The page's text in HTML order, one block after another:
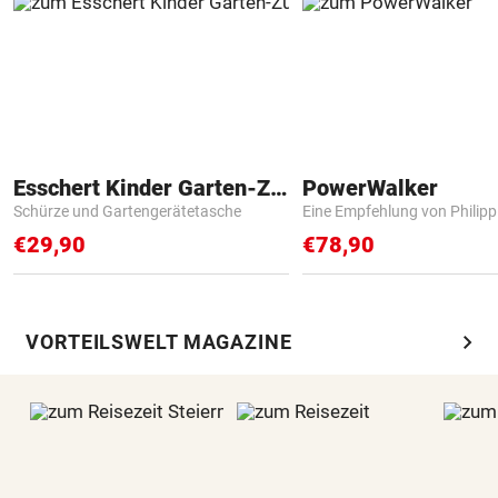
Esschert Kinder Garten-Zubehör
Schürze und Gartengerätetasche
€29,90
PowerWalker
Eine Empfehlung von
€78,90
VORTEILSWELT MAGAZINE chevron_right